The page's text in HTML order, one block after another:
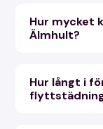
Hur mycket
Älmhult?
bostadens
Vi erbjuder
Hur långt i